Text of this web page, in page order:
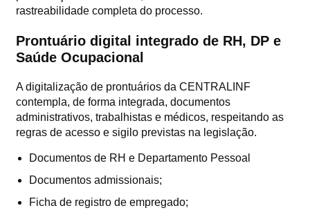
rastreabilidade completa do processo.
Prontuário digital integrado de RH, DP e
Saúde Ocupacional
A digitalização de prontuários da CENTRALINF
contempla, de forma integrada, documentos
administrativos, trabalhistas e médicos, respeitando as
regras de acesso e sigilo previstas na legislação.
Documentos de RH e Departamento Pessoal
Documentos admissionais;
Ficha de registro de empregado;